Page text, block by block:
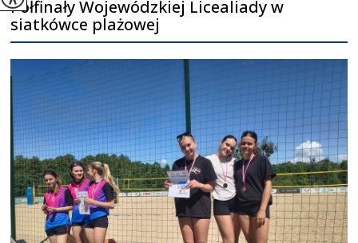
Półfinały Wojewódzkiej Licealiady w
siatkówce plażowej